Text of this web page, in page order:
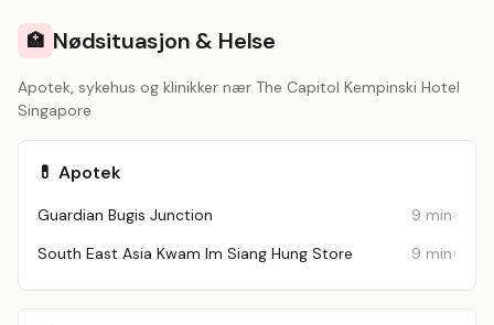
🏥 Nødsituasjon & Helse
Apotek, sykehus og klinikker nær The Capitol Kempinski Hotel
Singapore
💊 Apotek
Guardian Bugis Junction
9 min
South East Asia Kwam Im Siang Hung Store
9 min